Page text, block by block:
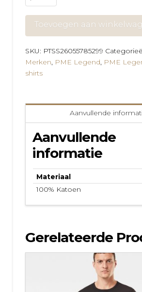
Legend
T-
Shirt
met
Allover
Print
aantal
Toevoegen aan
SKU: PTSS26055785299
Merken, PME Legend, PME
shirts
Aanvullende
Aanvullende
informatie
Materiaal
100% Katoen
Gerelateerde